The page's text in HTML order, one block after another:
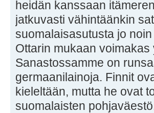
heidän kanssaan
jatkuvasti vähintäänkin
suomalaisasutusta jo
Ottarin mukaan
Sanastossamme on
germaanilainoja. Finnit
kieleltään, mutta he ovat
suomalaisten